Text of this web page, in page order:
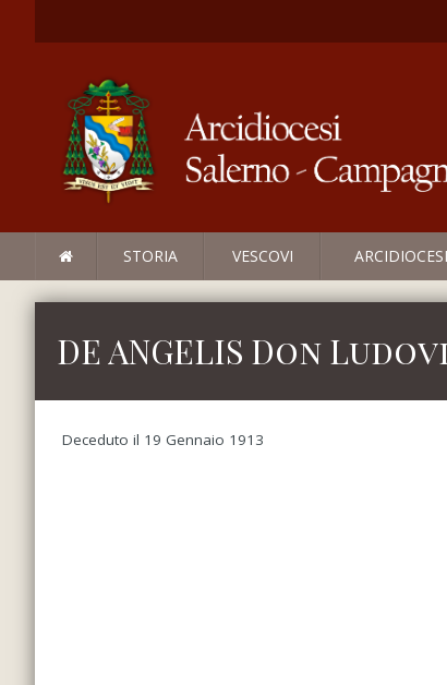
STORIA VESCOVI ARCIDIOCESI
DE ANGELIS Don
Deceduto il 19 Gennaio 1913